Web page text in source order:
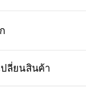
ปลี่ยนสินค้า